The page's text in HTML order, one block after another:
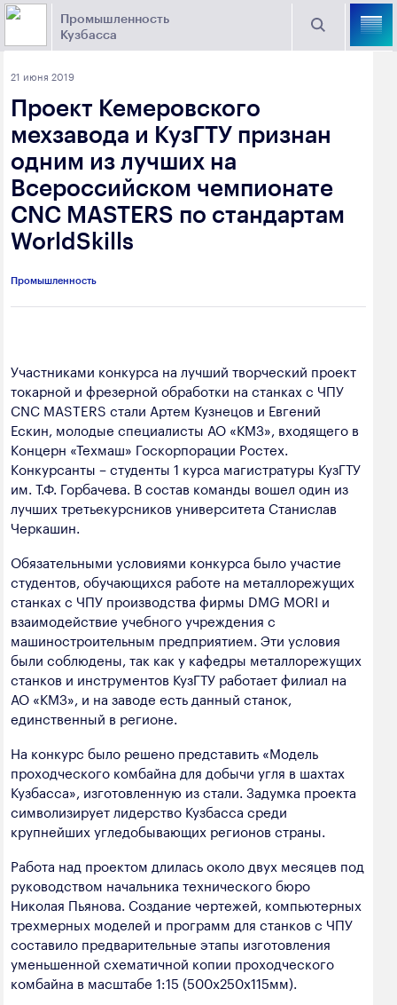
Промышленность
Кузбасса
Поиск
Торговая площадка Кузбасса
Выберите отрасль
Угольная промышленность
Горно-металлургическая промышленность
Химическая промышленность
Электроэнергетика
Добыча общераспространенных
полезных ископаемых
Лёгкая промышленность
Лесная промышленность
Пищевая промышленность
Предприятия
Новости
промышленности
650000, г. Кемерово, пр. Советский, 63
dprom@ako.ru
Создание сайта — Мэйк
21 июня 2019
Проект Кемеровского
мехзавода и КузГТУ признан
одним из лучших на
Всероссийском чемпионате
CNC MASTERS по стандартам
WorldSkills
Промышленность
Участниками конкурса на лучший творческий проект
токарной и фрезерной обработки на станках с ЧПУ
CNC MASTERS стали Артем Кузнецов и Евгений
Ескин, молодые специалисты АО «КМЗ», входящего в
Концерн «Техмаш» Госкорпорации Ростех.
Конкурсанты – студенты 1 курса магистратуры КузГТУ
им. Т.Ф. Горбачева. В состав команды вошел один из
лучших третьекурсников университета Станислав
Черкашин.
Обязательными условиями конкурса было участие
студентов, обучающихся работе на металлорежущих
станках с ЧПУ производства фирмы DMG MORI и
взаимодействие учебного учреждения с
машиностроительным предприятием. Эти условия
были соблюдены, так как у кафедры металлорежущих
станков и инструментов КузГТУ работает филиал на
АО «КМЗ», и на заводе есть данный станок,
единственный в регионе.
На конкурс было решено представить «Модель
проходческого комбайна для добычи угля в шахтах
Кузбасса», изготовленную из стали. Задумка проекта
символизирует лидерство Кузбасса среди
крупнейших угледобывающих регионов страны.
Работа над проектом длилась около двух месяцев под
руководством начальника технического бюро
Николая Пьянова. Создание чертежей, компьютерных
трехмерных моделей и программ для станков с ЧПУ
составило предварительные этапы изготовления
уменьшенной схематичной копии проходческого
комбайна в масштабе 1:15 (500х250х115мм).